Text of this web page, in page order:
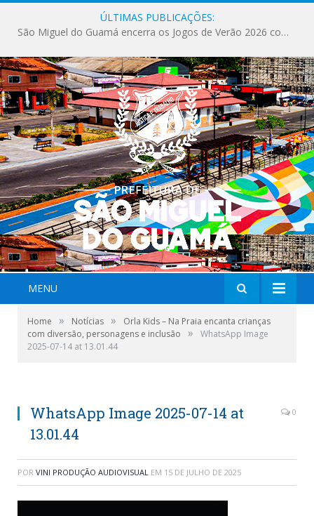
ÚLTIMAS PUBLICAÇÕES:
Milhares de fiéis tomam as ruas de São Miguel do Guamá em uma grande celebração de fé na Marcha para Jesus 2026.
MENU
Home » Notícias »
Orla Kids – Na Praia encanta crianças
com diversão, personagens e inclusão
»
WhatsApp Image
2025-07-14 at 13.01.44
WhatsApp Image 2025-07-14 at
13.01.44
0
POR VINI PRODUÇÃO AUDIOVISUAL EM 15 DE JULHO DE 2025